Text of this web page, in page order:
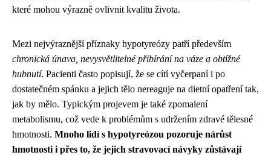
které mohou výrazně ovlivnit kvalitu života.
Mezi nejvýraznější příznaky hypotyreózy patří především
chronická únava, nevysvětlitelné přibírání na váze a obtížné
hubnutí. Pacienti často popisují, že se cítí vyčerpaní i po
dostatečném spánku a jejich tělo nereaguje na dietní opatření tak,
jak by mělo. Typickým projevem je také zpomalení
metabolismu, což vede k problémům s udržením zdravé tělesné
hmotnosti. Mnoho lidí s hypotyreózou pozoruje nárůst
hmotnosti i přes to, že jejich stravovací návyky zůstávají